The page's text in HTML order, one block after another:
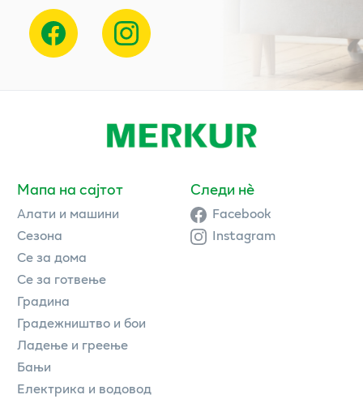
Мапа на сајтот
Алати и машини
Сезона
Се за дома
Се за готвење
Градина
Градежништво и бои
Ладење и греење
Бањи
Електрика и водовод
Следи нè
Facebook
Instagram